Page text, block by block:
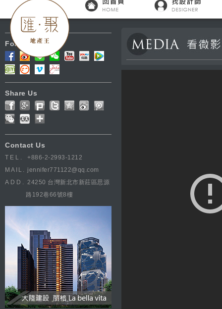
Follow Us
Share Us
Contact Us
TEL.
+886-2-2993-1212
MAIL. jennifer771122@qq.com
ADD. 24250 台灣新北市新莊區思源
路192巷66號8樓